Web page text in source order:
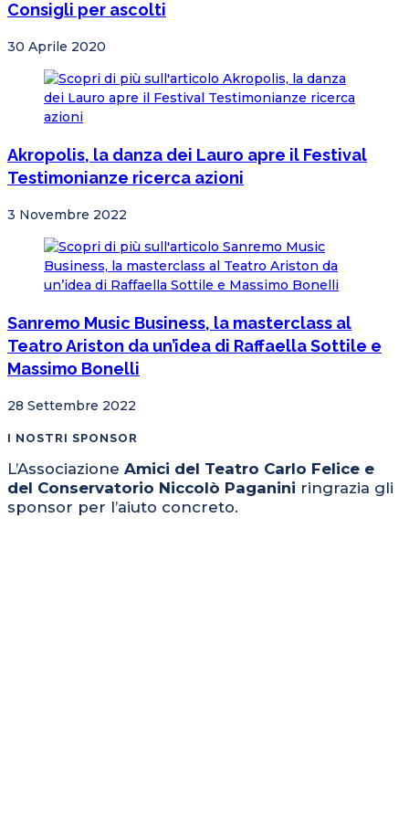
Consigli per ascolti
30 Aprile 2020
Akropolis, la danza dei Lauro apre il Festival
Testimonianze ricerca azioni
3 Novembre 2022
Sanremo Music Business, la masterclass al
Teatro Ariston da un’idea di Raffaella Sottile e
Massimo Bonelli
28 Settembre 2022
I NOSTRI SPONSOR
L’Associazione Amici del Teatro Carlo Felice e
del Conservatorio Niccolò Paganini ringrazia gli
sponsor per l’aiuto concreto.